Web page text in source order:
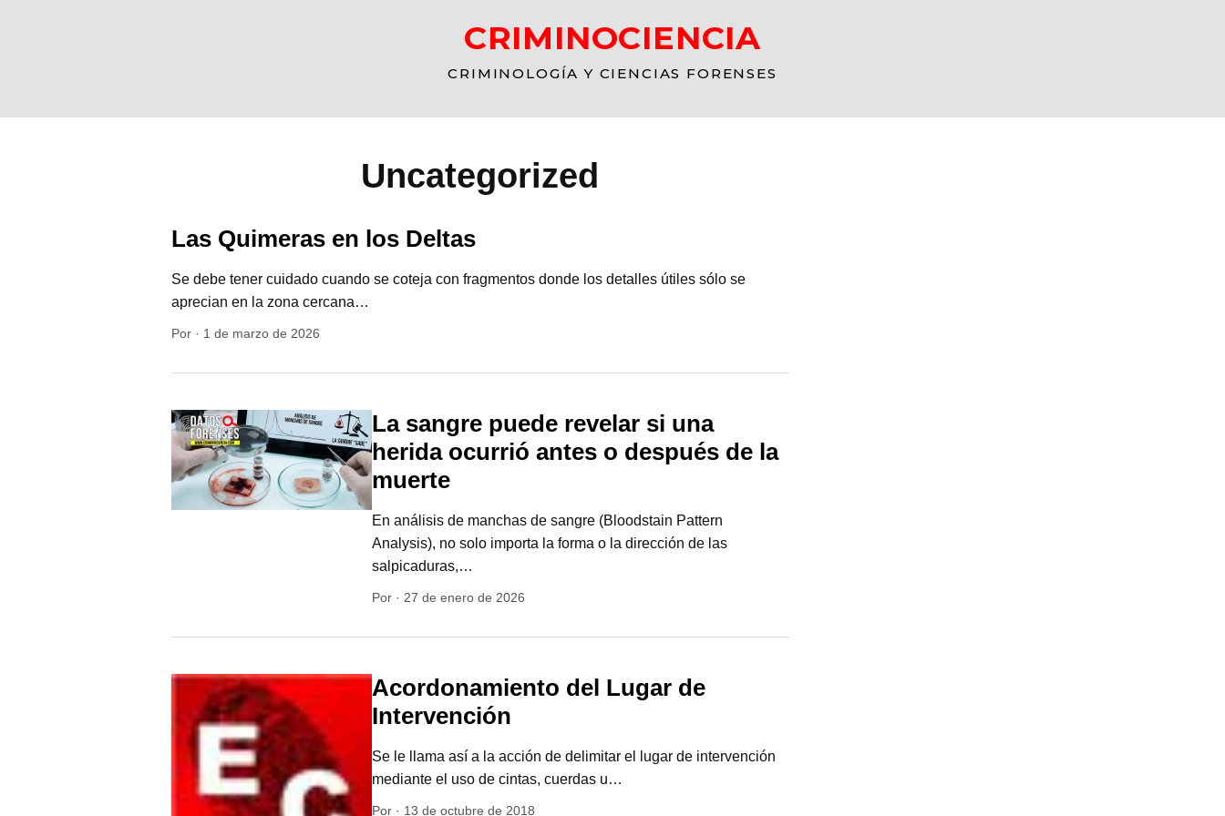
CRIMINOCIENCIA
CRIMINOLOGÍA Y CIENCIAS FORENSES
Uncategorized
Las Quimeras en los Deltas
Se debe tener cuidado cuando se coteja con fragmentos donde los detalles útiles sólo se
aprecian en la zona cercana…
Por · 1 de marzo de 2026
La sangre puede revelar si una
herida ocurrió antes o después de la
muerte
En análisis de manchas de sangre (Bloodstain Pattern
Analysis), no solo importa la forma o la dirección de las
salpicaduras,…
Por · 27 de enero de 2026
Acordonamiento del Lugar de
Intervención
Se le llama así a la acción de delimitar el lugar de intervención
mediante el uso de cintas, cuerdas u…
Por · 13 de octubre de 2018